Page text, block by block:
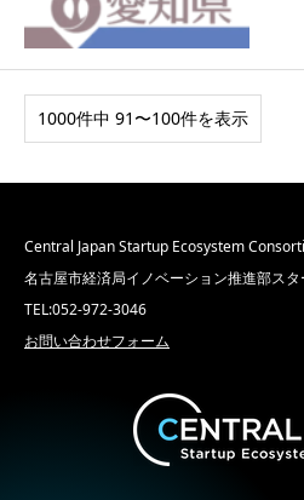
1000件中 91〜100件を表示
Central Japan Startup Ecosystem
名古屋市経済局イノベーション推進部ス
TEL:052-972-3046
お問い合わせフォーム